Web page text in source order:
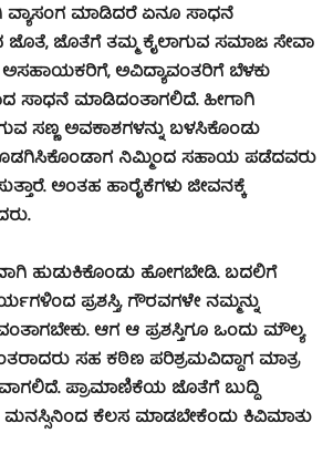
ಮಾಡಿದರೆ ಏನೂ ಸಾಧನೆ
ಜೊತೆ, ಜೊತೆಗೆ ತಮ್ಮ ಕೈಲಾಗುವ ಸಮಾಜ ಸೇವಾ
ಅವಿದ್ಯಾವಂತರಿಗೆ ಬೆಳಕು
ಸಾಧನೆ ಮಾಡಿದಂತಾಗಲಿದೆ. ಹೀಗಾಗಿ
ಸಣ್ಣ ಅವಕಾಶಗಳನ್ನು ಬಳಸಿಕೊಂಡು
ನಿಮ್ಮಿಂದ ಸಹಾಯ ಪಡೆದವರು
ಅಂತಹ ಹಾರೈಕೆಗಳು ಜೀವನಕ್ಕೆ
ಹುಡುಕಿಕೊಂಡು ಹೋಗಬೇಡಿ. ಬದಲಿಗೆ
ಪ್ರಶಸ್ತಿ, ಗೌರವಗಳೇ ನಮ್ಮನ್ನು
ಆಗ ಆ ಪ್ರಶಸ್ತಿಗೂ ಒಂದು ಮೌಲ್ಯ
ಸಹ ಕಠಿಣ ಪರಿಶ್ರಮವಿದ್ದಾಗ ಮಾತ್ರ
ಪ್ರಾಮಾಣಿಕೆಯ ಜೊತೆಗೆ ಬುದ್ದಿ
ಕೆಲಸ ಮಾಡಬೇಕೆಂದು ಕಿವಿಮಾತು